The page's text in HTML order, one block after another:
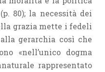
80); la necessità dei
grazia mette i fedeli
gerarchia così che
«nell’unico dogma
rappresentato